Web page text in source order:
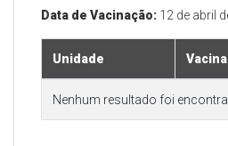
Data de Vacinação: 12 de abril
Unidade Vacina
Nenhum resultado foi